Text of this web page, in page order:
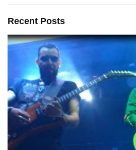
Recent Posts